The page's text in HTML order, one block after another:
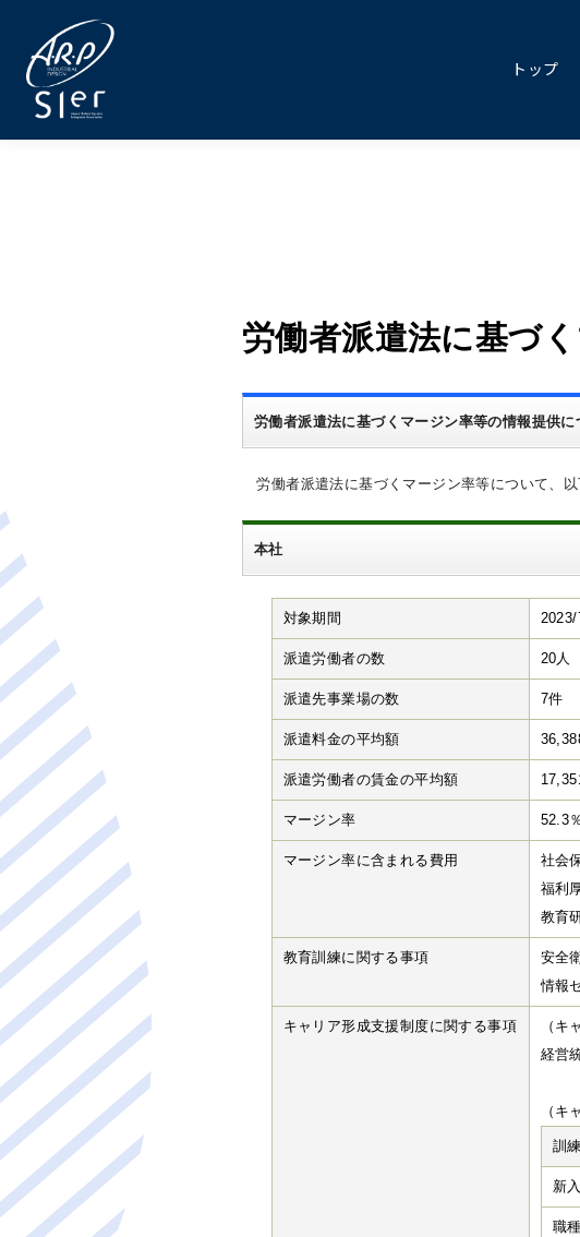
トップ
労働者派遣法に基づ
労働者派遣法に基づくマージン率等の情報提供に
労働者派遣法に基づくマージン率等について、以
本社
対象期間
派遣労働者の数 20人
派遣先事業場の数 7件
派遣料金の平均額
派遣労働者の賃金の平均額
マージン率 52.3％
マージン率に含まれる費用
社会
福利
教育
教育訓練に関する事項
安全
情報
キャリア形成支援制度に関する事項
（キ
経営
（キ
訓
新
職